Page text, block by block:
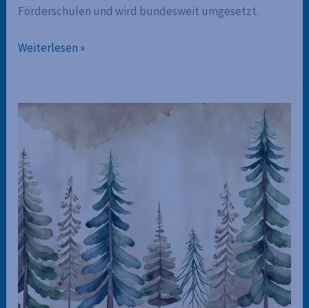
Förderschulen und wird bundesweit umgesetzt.
Das
Naturhelden
der
Grundschule
in
Merching
Weiterlesen »